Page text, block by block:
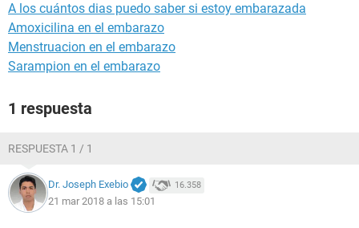
A los cuántos dias puedo saber si estoy embarazada
Amoxicilina en el embarazo
Menstruacion en el embarazo
Sarampion en el embarazo
1 respuesta
RESPUESTA 1 / 1
Dr. Joseph Exebio 16.358
21 mar 2018 a las 15:01